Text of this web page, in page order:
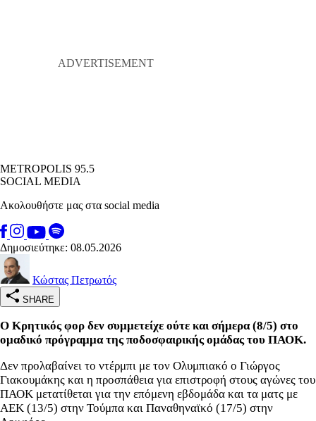
METROPOLIS 95.5
SOCIAL MEDIA
Ακολουθήστε μας στα social media
Δημοσιεύτηκε: 08.05.2026
Κώστας Πετρωτός
SHARE
Ο Κρητικός φορ δεν συμμετείχε ούτε και σήμερα (8/5) στο
ομαδικό πρόγραμμα της ποδοσφαιρικής ομάδας του ΠΑΟΚ.
Δεν προλαβαίνει το ντέρμπι με τον Ολυμπιακό ο Γιώργος
Γιακουμάκης και η προσπάθεια για επιστροφή στους αγώνες του
ΠΑΟΚ μετατίθεται για την επόμενη εβδομάδα και τα ματς με
ΑΕΚ (13/5) στην Τούμπα και Παναθηναϊκό (17/5) στην